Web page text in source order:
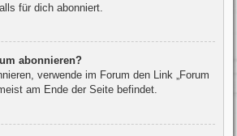
für dich abonniert.
abonnieren?
verwende im Forum den Link „Forum
am Ende der Seite befindet.